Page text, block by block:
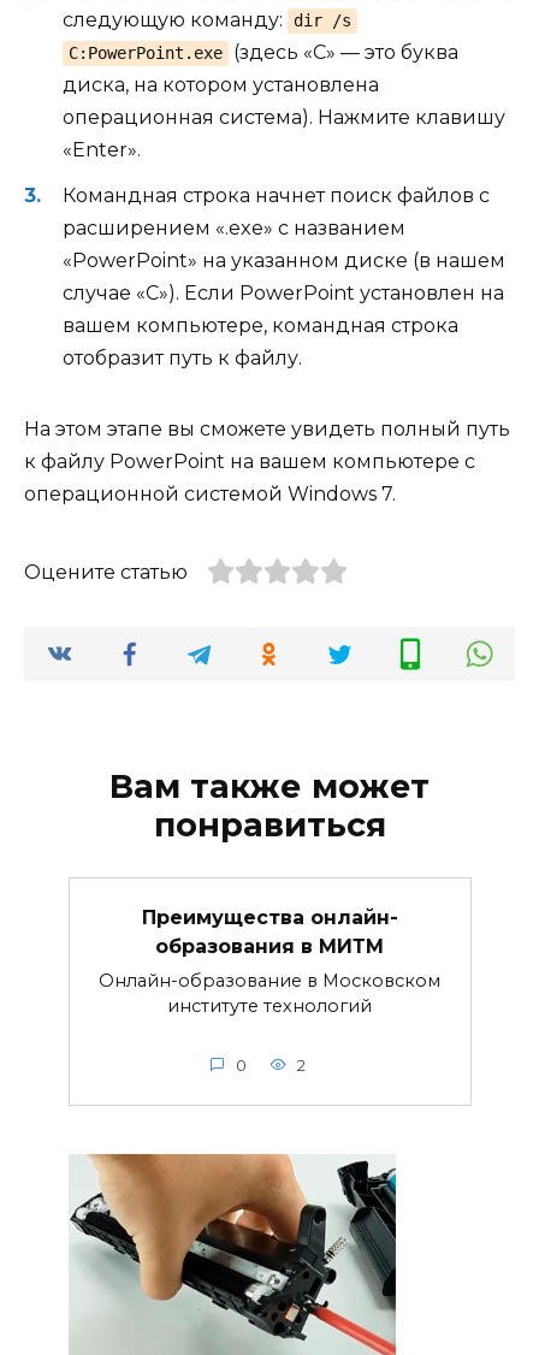
следующую команду:
dir /s
C:PowerPoint.exe
(здесь «C» — это буква
диска, на котором установлена
операционная система). Нажмите клавишу
«Enter».
Командная строка начнет поиск файлов с
расширением «.exe» с названием
«PowerPoint» на указанном диске (в нашем
случае «C»). Если PowerPoint установлен на
вашем компьютере, командная строка
отобразит путь к файлу.
На этом этапе вы сможете увидеть полный путь
к файлу PowerPoint на вашем компьютере с
операционной системой Windows 7.
Оцените статью
Вам также может
понравиться
Преимущества онлайн-
образования в МИТМ
Онлайн-образование в Московском
институте технологий
0 2